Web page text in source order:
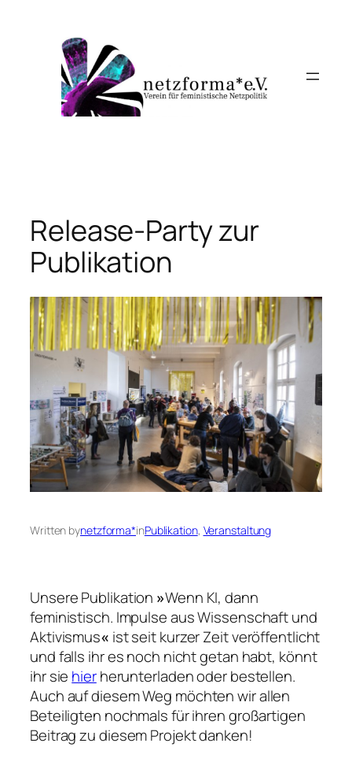
Release-Party zur
Publikation
Written bynetzforma*inPublikation, Veranstaltung
Unsere Publikation »Wenn KI, dann
feministisch. Impulse aus Wissenschaft und
Aktivismus« ist seit kurzer Zeit veröffentlicht
und falls ihr es noch nicht getan habt, könnt
ihr sie hierherunterladen oder bestellen.
Auch auf diesem Weg möchten wir allen
Beteiligten nochmals für ihren großartigen
Beitrag zu diesem Projekt danken!